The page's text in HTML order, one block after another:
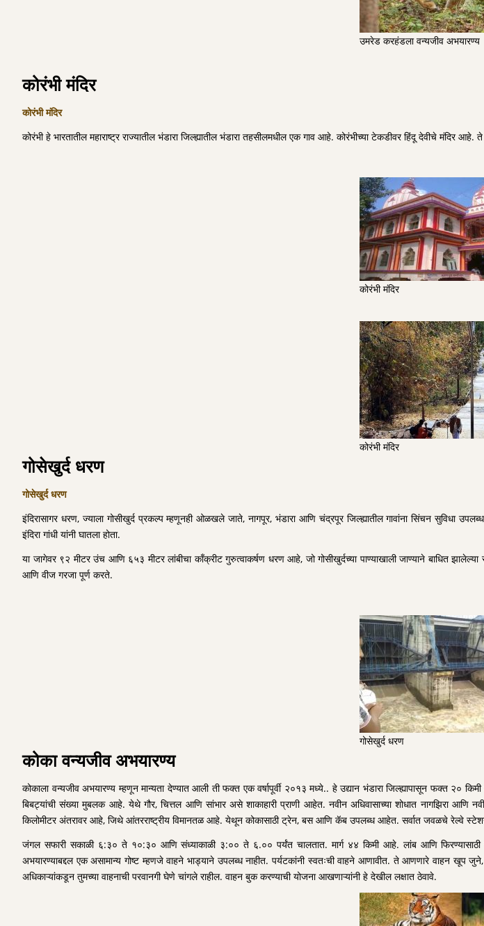
उमरेड करहंडला वन्यजीव अभयारण्य
कोरंभी मंदिर
कोरंभी मंदिर
कोरंभी हे भारतातील महाराष्ट्र राज्यातील भंडारा जिल्ह्यातील भंडारा तहसीलमधील एक गाव आहे. कोरंभीच्या टेकडीवर हिंदू देवीचे मंदिर
कोरंभी मंदिर
कोरंभी मंदिर
गोसेखुर्दधरण
गोसेखुर्द धरण
इंदिरासागर धरण, ज्याला गोसीखुर्द प्रकल्प म्हणूनही ओळखले जाते, नागपूर, भंडारा आणि चंद्रपूर जिल्ह्यातील गावांना सिंचन सुविधा
इंदिरा गांधी यांनी घातला होता.
या जागेवर ९२ मीटर उंच आणि ६५३ मीटर लांबीचा काँक्रीट गुरुत्वाकर्षण धरण आहे, जो गोसीखुर्दच्या पाण्याखाली जाण्याने बाधित
आणि वीज गरजा पूर्ण करते.
गोसेखुर्द धरण
कोका वन्यजीव अभयारण्य
कोकाला वन्यजीव अभयारण्य म्हणून मान्यता देण्यात आली ती फक्त एक वर्षापूर्वी २०१३ मध्ये.. हे उद्यान भंडारा जिल्ह्यापासून फक्त
बिबट्यांची संख्या मुबलक आहे. येथे गौर, चित्तल आणि सांभार असे शाकाहारी प्राणी आहेत. नवीन अधिवासाच्या शोधात नागझिरा आणि
किलोमीटर अंतरावर आहे, जिथे आंतरराष्ट्रीय विमानतळ आहे. येथून कोकासाठी ट्रेन, बस आणि कॅब उपलब्ध आहेत. सर्वात जवळचे रेल्वे
जंगल सफारी सकाळी ६:३० ते १०:३० आणि संध्याकाळी ३:०० ते ६.०० पर्यंत चालतात. मार्ग ४४ किमी आहे. लांब आणि फिरण्यासाठी
अभयारण्याबद्दल एक असामान्य गोष्ट म्हणजे वाहने भाड्याने उपलब्ध नाहीत. पर्यटकांनी स्वतःची वाहने आणावीत. ते आणणारे वाहन खूप
अधिकाऱ्यांकडून तुमच्या वाहनाची परवानगी घेणे चांगले राहील. वाहन बुक करण्याची योजना आखणाऱ्यांनी हे देखील लक्षात ठेवावे.